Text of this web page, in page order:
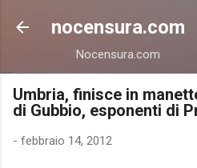
Passa ai
nocensura.com
Nocensura.com
Umbria, finisce in
di Gubbio, esponenti di
- febbraio 14, 2012